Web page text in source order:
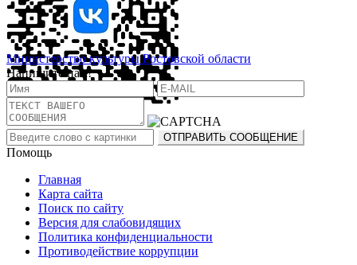
Министерство культуры Ростовской области
Напишите нам!
Помощь
Главная
Карта сайта
Поиск по сайту
Версия для слабовидящих
Политика конфиденциальности
Противодействие коррупции